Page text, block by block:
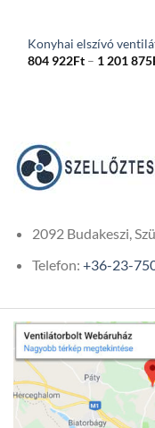
Konyhai elszívó
804 922Ft – 1 201 875
2092 Budakeszi,
Telefon: +36-23-